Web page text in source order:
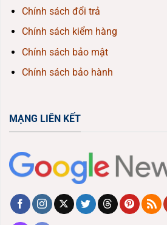
Chính sách đổi trả
Chính sách kiểm hàng
Chính sách bảo mật
Chính sách bảo hành
MẠNG LIÊN KẾT